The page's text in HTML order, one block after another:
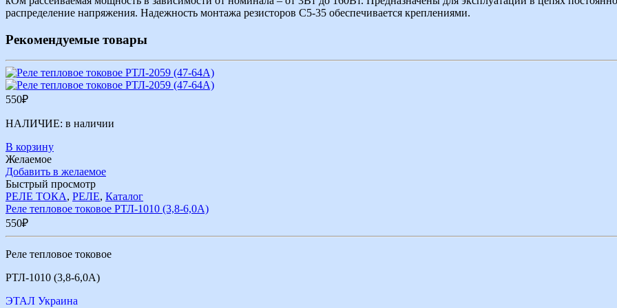
распределение напряжения. Надежность монтажа резисторов С5-35 обеспечивается креплениями.
Рекомендуемые товары
550₽
НАЛИЧИЕ: в наличии
В корзину
Желаемое
Добавить в желаемое
Быстрый просмотр
РЕЛЕ ТОКА, РЕЛЕ, Каталог
Реле тепловое токовое РТЛ-1010 (3,8-6,0А)
550₽
Реле тепловое токовое
РТЛ-1010 (3,8-6,0А)
ЭТАЛ Украина